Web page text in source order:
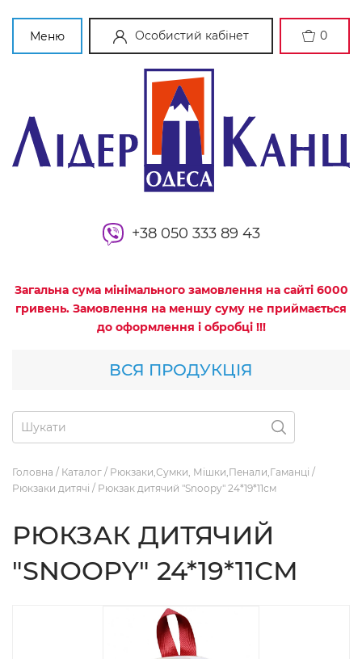
Меню Особистий кабінет 0
+38 050 333 89 43
Загальна сума мінімального замовлення на сайті 6000
гривень. Замовлення на меншу суму не приймається
до оформлення і обробці !!!
ВСЯ ПРОДУКЦІЯ
Головна / Каталог / Рюкзаки,Сумки, Мішки,Пенали,Гаманці /
Рюкзаки дитячі / Рюкзак дитячий "Snoopy" 24*19*11см
РЮКЗАК ДИТЯЧИЙ
"SNOOPY" 24*19*11СМ